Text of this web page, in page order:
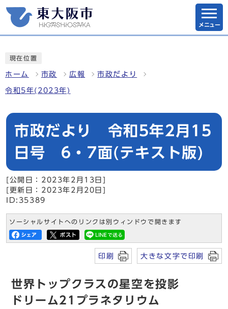
メニュー
現在位置
ホーム 市政 広報 市政だより
令和5年(2023年)
市政だより 令和5年2月15
日号 6・7面(テキスト版)
[公開日：2023年2月13日]
[更新日：2023年2月20日]
ID:35389
ソーシャルサイトへのリンクは別ウィンドウで開きます
印刷 大きな文字で印刷
世界トップクラスの星空を投影
ドリーム21プラネタリウム